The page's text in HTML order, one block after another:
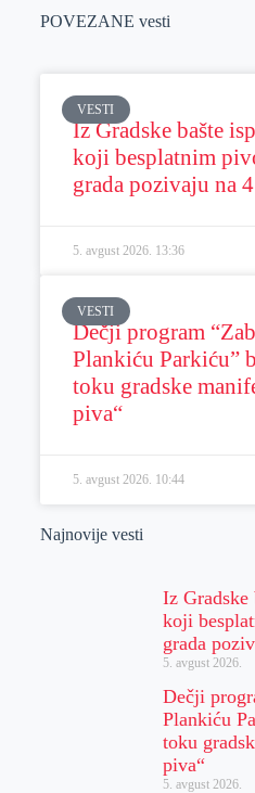
POVEZANE vesti
VESTI
Iz Gradske bašte
koji besplatnim
grada pozivaju na
5. avgust 2026. 13:36
VESTI
Dečji program
Plankiću Parkiću”
toku gradske
piva“
5. avgust 2026. 10:44
Najnovije vesti
Iz Gradske
koji
grada
5. avgust 2026.
Dečji
Plankiću
toku
piva“
5. avgust 2026.